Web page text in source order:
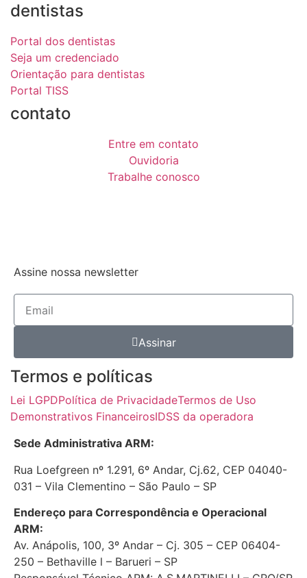
dentistas
Portal dos dentistas
Seja um credenciado
Orientação para dentistas
Portal TISS
contato
Entre em contato
Ouvidoria
Trabalhe conosco
Assine nossa newsletter
Assinar
Termos e políticas
Lei LGPDPolítica de PrivacidadeTermos de Uso
Demonstrativos FinanceirosIDSS da operadora
Sede Administrativa ARM:
Rua Loefgreen nº 1.291, 6º Andar, Cj.62, CEP 04040-
031 – Vila Clementino – São Paulo – SP
Endereço para Correspondência e Operacional
ARM:
Av. Anápolis, 100, 3º Andar – Cj. 305 – CEP 06404-
250 – Bethaville l – Barueri – SP